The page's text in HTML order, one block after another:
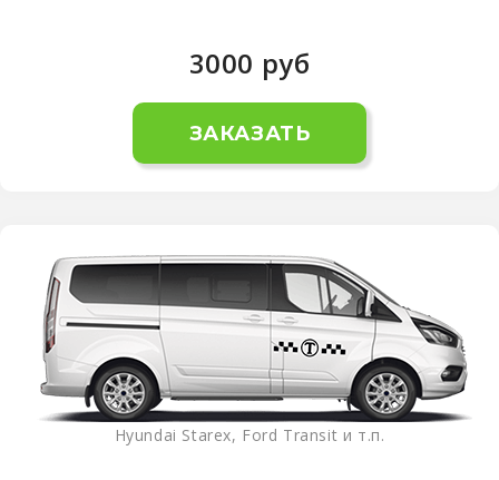
3000 руб
ЗАКАЗАТЬ
Hyundai Starex, Ford Transit и т.п.